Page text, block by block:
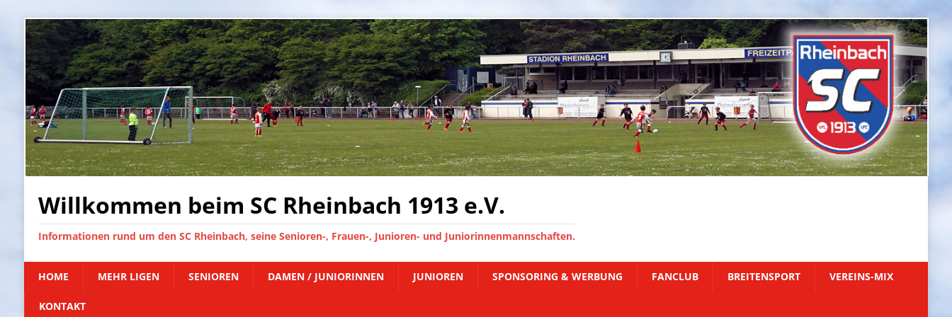
Willkommen beim SC Rheinbach 1913 e.V.
Informationen rund um den SC Rheinbach, seine Senioren-, Frauen-, Junioren- und Juniorinnenmannschaften.
HOME MEHR LIGEN SENIOREN DAMEN / JUNIORINNEN JUNIOREN SPONSORING & WERBUNG FANCLUB BREITENSPORT VEREINS-MIX
KONTAKT